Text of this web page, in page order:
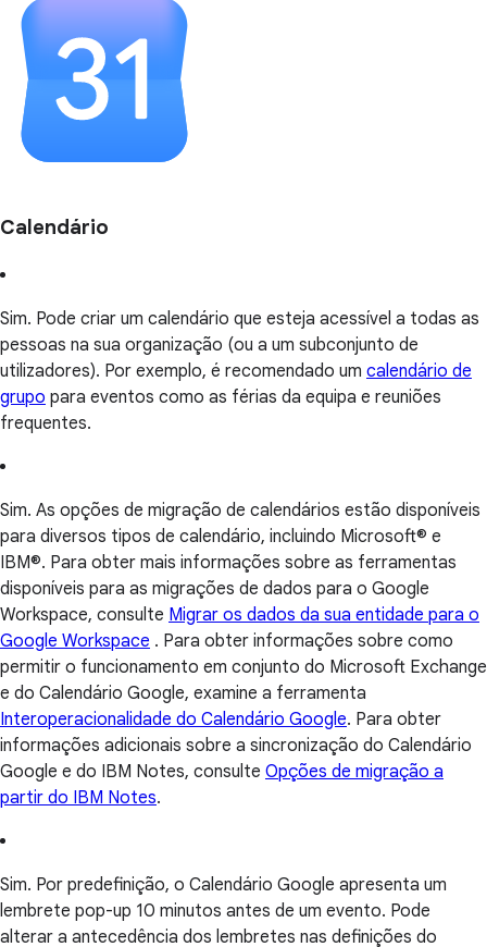
Calendário
Sim. Pode criar um calendário que esteja acessível a todas as
pessoas na sua organização (ou a um subconjunto de
utilizadores). Por exemplo, é recomendado um calendário de
grupo para eventos como as férias da equipa e reuniões
frequentes.
Sim. As opções de migração de calendários estão disponíveis
para diversos tipos de calendário, incluindo Microsoft® e
IBM®. Para obter mais informações sobre as ferramentas
disponíveis para as migrações de dados para o Google
Workspace, consulte Migrar os dados da sua entidade para o
Google Workspace . Para obter informações sobre como
permitir o funcionamento em conjunto do Microsoft Exchange
e do Calendário Google, examine a ferramenta
Interoperacionalidade do Calendário Google. Para obter
informações adicionais sobre a sincronização do Calendário
Google e do IBM Notes, consulte Opções de migração a
partir do IBM Notes.
Sim. Por predefinição, o Calendário Google apresenta um
lembrete pop-up 10 minutos antes de um evento. Pode
alterar a antecedência dos lembretes nas definições do